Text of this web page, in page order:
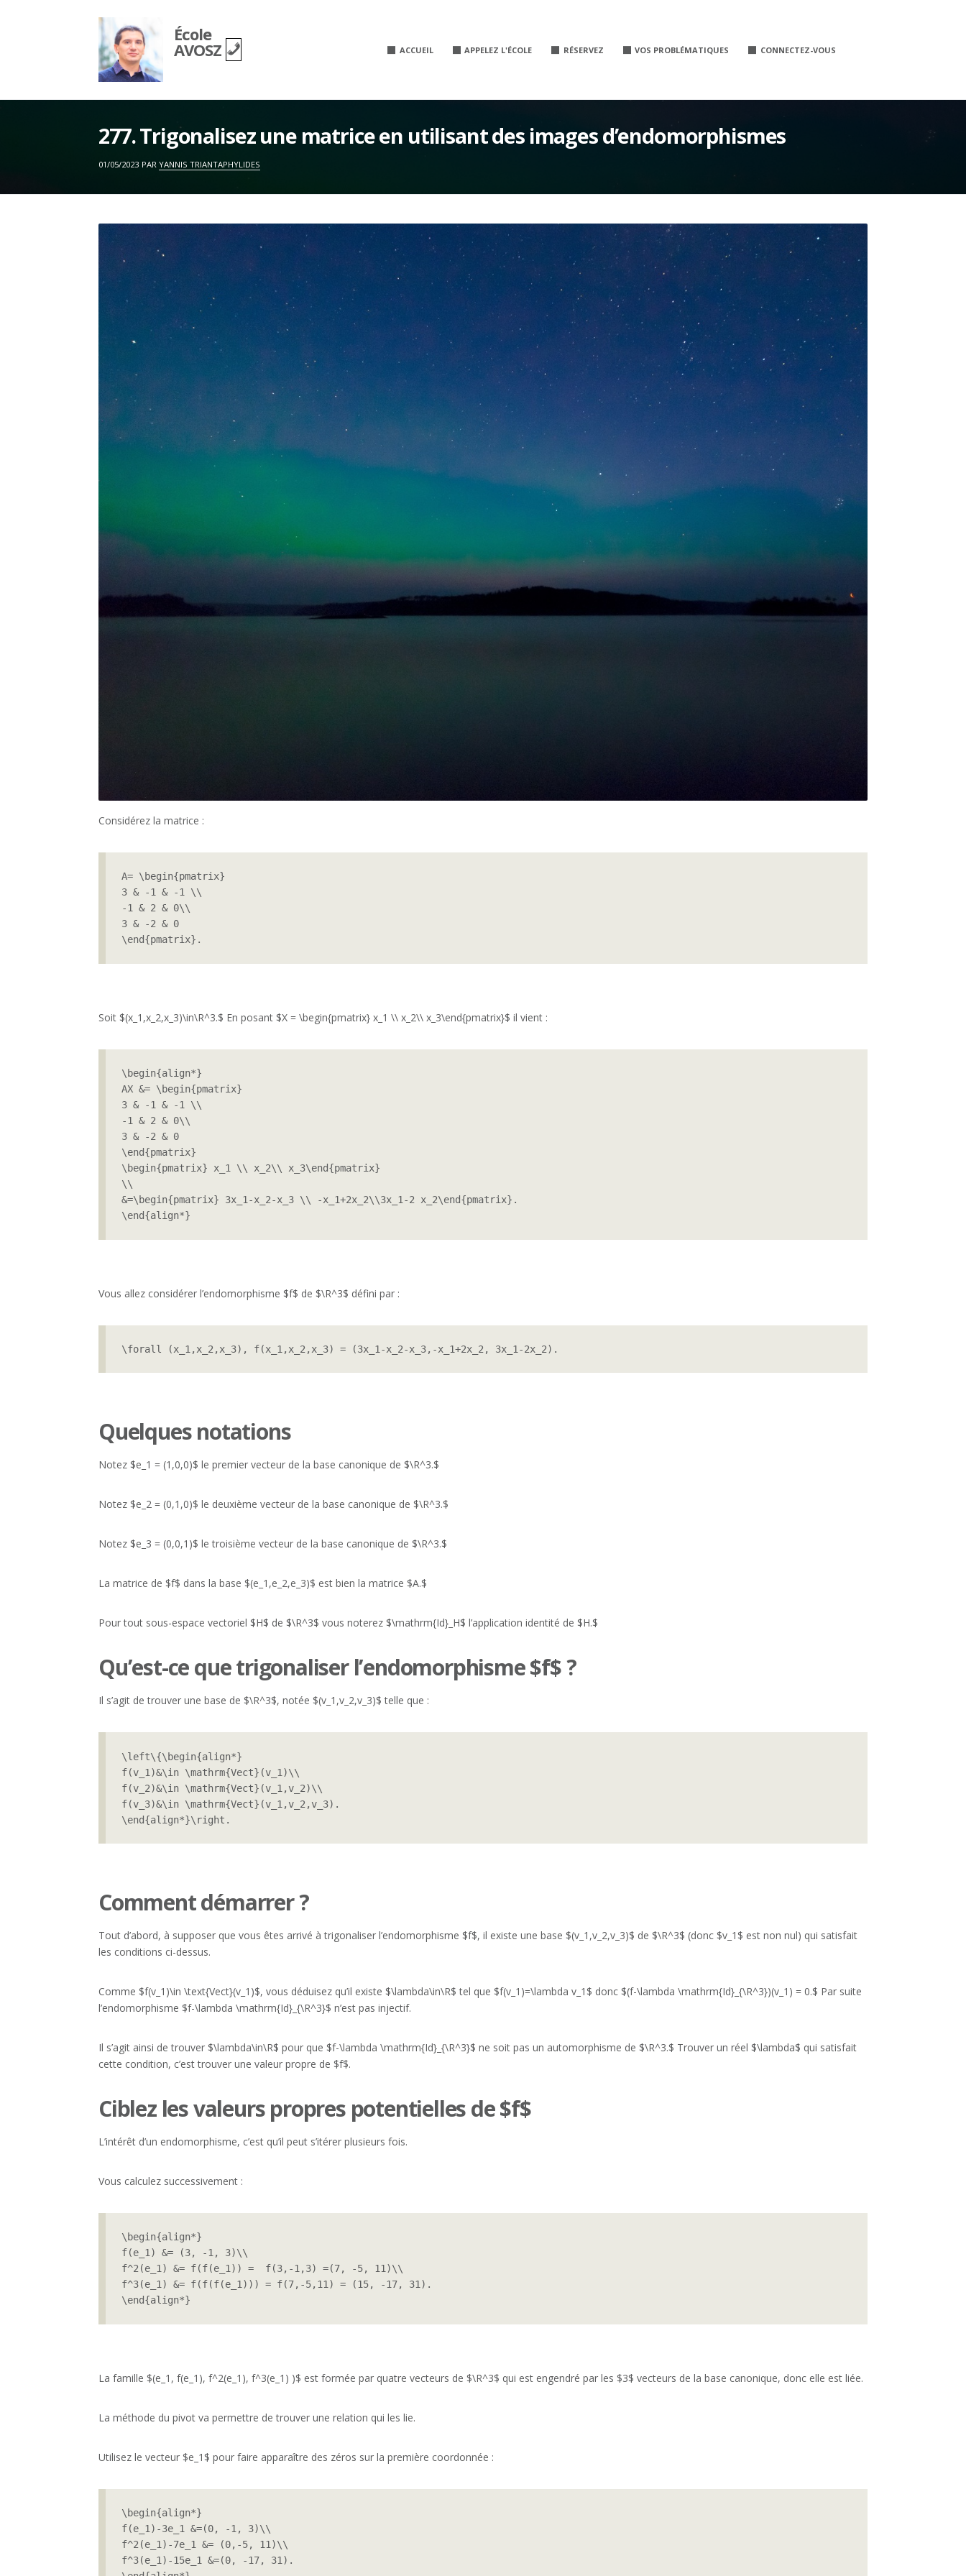
École
AVOSZ ACCUEIL APPELEZ L'ÉCOLE RÉSERVEZ VOS PROBLÉMATIQUES CONNECTEZ-VOUS
277. Trigonalisez une matrice en utilisant des images d’endomorphismes
ON
01/05/2023 PAR YANNIS TRIANTAPHYLIDES
Considérez la matrice :
A= \begin{pmatrix}
3 & -1 & -1 \\
-1 & 2 & 0\\
3 & -2 & 0
\end{pmatrix}.
Soit $(x_1,x_2,x_3)\in\R^3.$ En posant $X = \begin{pmatrix} x_1 \\ x_2\\ x_3\end{pmatrix}$ il vient :
\begin{align*}
AX &= \begin{pmatrix}
3 & -1 & -1 \\
-1 & 2 & 0\\
3 & -2 & 0
\end{pmatrix}
\begin{pmatrix} x_1 \\ x_2\\ x_3\end{pmatrix}
\\
&=\begin{pmatrix} 3x_1-x_2-x_3 \\ -x_1+2x_2\\3x_1-2 x_2\end{pmatrix}.
\end{align*}
Vous allez considérer l’endomorphisme $f$ de $\R^3$ défini par :
\forall (x_1,x_2,x_3), f(x_1,x_2,x_3) = (3x_1-x_2-x_3,-x_1+2x_2, 3x_1-2x_2).
Quelques notations
Notez $e_1 = (1,0,0)$ le premier vecteur de la base canonique de $\R^3.$
Notez $e_2 = (0,1,0)$ le deuxième vecteur de la base canonique de $\R^3.$
Notez $e_3 = (0,0,1)$ le troisième vecteur de la base canonique de $\R^3.$
La matrice de $f$ dans la base $(e_1,e_2,e_3)$ est bien la matrice $A.$
Pour tout sous-espace vectoriel $H$ de $\R^3$ vous noterez $\mathrm{Id}_H$ l’application identité de $H.$
Qu’est-ce que trigonaliser l’endomorphisme $f$ ?
Il s’agit de trouver une base de $\R^3$, notée $(v_1,v_2,v_3)$ telle que :
\left\{\begin{align*}
f(v_1)&\in \mathrm{Vect}(v_1)\\
f(v_2)&\in \mathrm{Vect}(v_1,v_2)\\
f(v_3)&\in \mathrm{Vect}(v_1,v_2,v_3).
\end{align*}\right.
Comment démarrer ?
Tout d’abord, à supposer que vous êtes arrivé à trigonaliser l’endomorphisme $f$, il existe une base $(v_1,v_2,v_3)$ de $\R^3$ (donc $v_1$ est non nul) qui satisfait
les conditions ci-dessus.
Comme $f(v_1)\in \text{Vect}(v_1)$, vous déduisez qu’il existe $\lambda\in\R$ tel que $f(v_1)=\lambda v_1$ donc $(f-\lambda \mathrm{Id}_{\R^3})(v_1) = 0.$ Par suite
l’endomorphisme $f-\lambda \mathrm{Id}_{\R^3}$ n’est pas injectif.
Il s’agit ainsi de trouver $\lambda\in\R$ pour que $f-\lambda \mathrm{Id}_{\R^3}$ ne soit pas un automorphisme de $\R^3.$ Trouver un réel $\lambda$ qui satisfait
cette condition, c’est trouver une valeur propre de $f$.
Ciblez les valeurs propres potentielles de $f$
L’intérêt d’un endomorphisme, c’est qu’il peut s’itérer plusieurs fois.
Vous calculez successivement :
\begin{align*}
f(e_1) &= (3, -1, 3)\\
f^2(e_1) &= f(f(e_1)) =  f(3,-1,3) =(7, -5, 11)\\
f^3(e_1) &= f(f(f(e_1))) = f(7,-5,11) = (15, -17, 31).
\end{align*}
La famille $(e_1, f(e_1), f^2(e_1), f^3(e_1) )$ est formée par quatre vecteurs de $\R^3$ qui est engendré par les $3$ vecteurs de la base canonique, donc elle est liée.
La méthode du pivot va permettre de trouver une relation qui les lie.
Utilisez le vecteur $e_1$ pour faire apparaître des zéros sur la première coordonnée :
\begin{align*}
f(e_1)-3e_1 &=(0, -1, 3)\\
f^2(e_1)-7e_1 &= (0,-5, 11)\\
f^3(e_1)-15e_1 &=(0, -17, 31).